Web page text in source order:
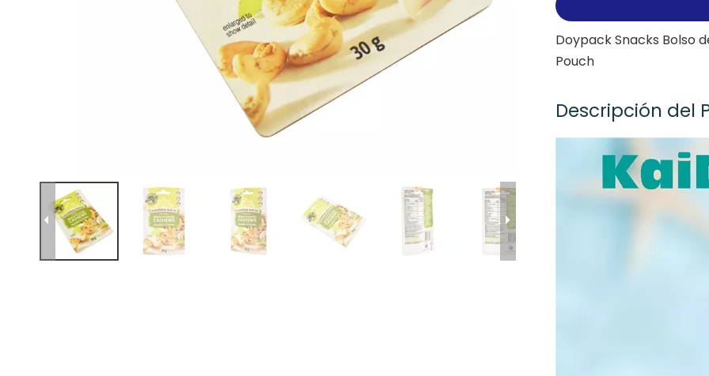
Doypack Snacks Bolso
Pouch
Descripción del